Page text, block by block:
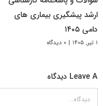
ارشد پیشگیری بیماری های
دامی ۱۴۰۵
۱ تیر, ۱۴۰۵ | ۰ دیدگاه
Leave A دیدگاه
دیدگاه